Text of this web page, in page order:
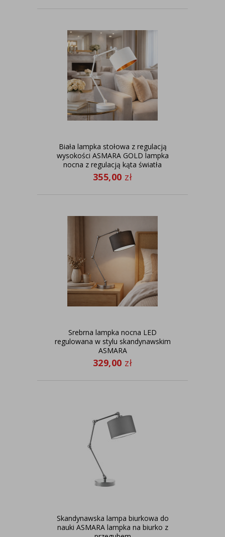
Biała lampka stołowa z regulacją
wysokości ASMARA GOLD lampka
nocna z regulacją kąta światła
355,00 zł
Srebrna lampka nocna LED
regulowana w stylu skandynawskim
ASMARA
329,00 zł
Skandynawska lampa biurkowa do
nauki ASMARA lampka na biurko z